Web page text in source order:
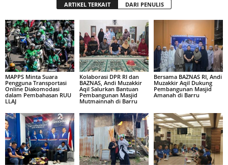
ARTIKEL TERKAIT DARI PENULIS
MAPPS Minta Suara
Pengguna Transportasi
Online Diakomodasi
dalam Pembahasan RUU
LLAJ
Kolaborasi DPR RI dan
BAZNAS, Andi Muzakkir
Aqil Salurkan Bantuan
Pembangunan Masjid
Mutmainnah di Barru
Bersama BAZNAS RI, Andi
Muzakkir Aqil Dukung
Pembangunan Masjid
Amanah di Barru